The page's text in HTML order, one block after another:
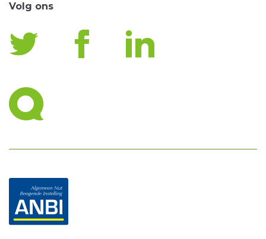
Volg ons